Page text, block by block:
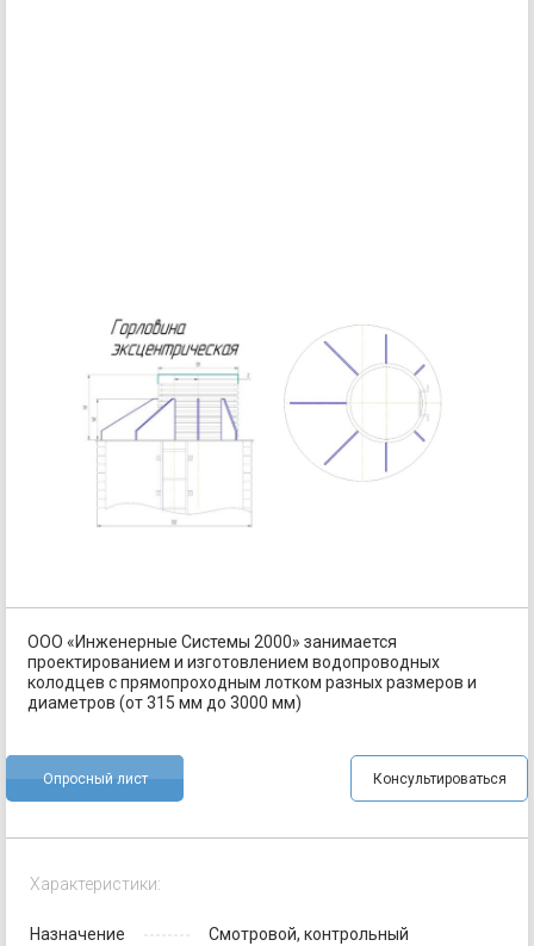
ООО «Инженерные Системы 2000» занимается
проектированием и изготовлением водопроводных
колодцев с прямопроходным лотком разных размеров и
диаметров (от 315 мм до 3000 мм)
Опросный лист Консультироваться
Характеристики:
Назначение
Смотровой, контрольный